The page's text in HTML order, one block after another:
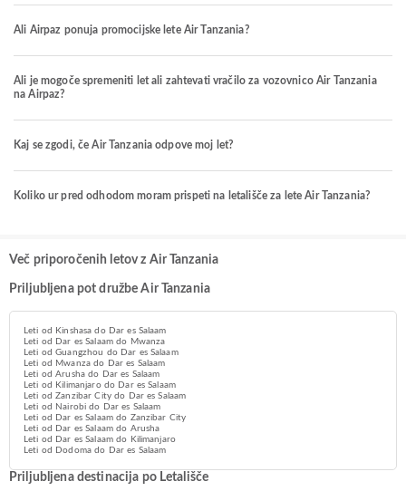
Ali Airpaz ponuja promocijske lete Air Tanzania?
Ali je mogoče spremeniti let ali zahtevati vračilo za vozovnico Air Tanzania
na Airpaz?
Kaj se zgodi, če Air Tanzania odpove moj let?
Koliko ur pred odhodom moram prispeti na letališče za lete Air Tanzania?
Več priporočenih letov z Air Tanzania
Priljubljena pot družbe Air Tanzania
Leti od Kinshasa do Dar es Salaam
Leti od Dar es Salaam do Mwanza
Leti od Guangzhou do Dar es Salaam
Leti od Mwanza do Dar es Salaam
Leti od Arusha do Dar es Salaam
Leti od Kilimanjaro do Dar es Salaam
Leti od Zanzibar City do Dar es Salaam
Leti od Nairobi do Dar es Salaam
Leti od Dar es Salaam do Zanzibar City
Leti od Dar es Salaam do Arusha
Leti od Dar es Salaam do Kilimanjaro
Leti od Dodoma do Dar es Salaam
Priljubljena destinacija po Letališče